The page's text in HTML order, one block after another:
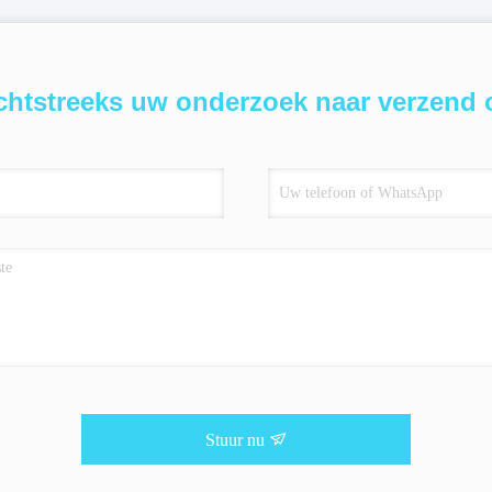
uw onderzoek naar verzend
Stuur nu